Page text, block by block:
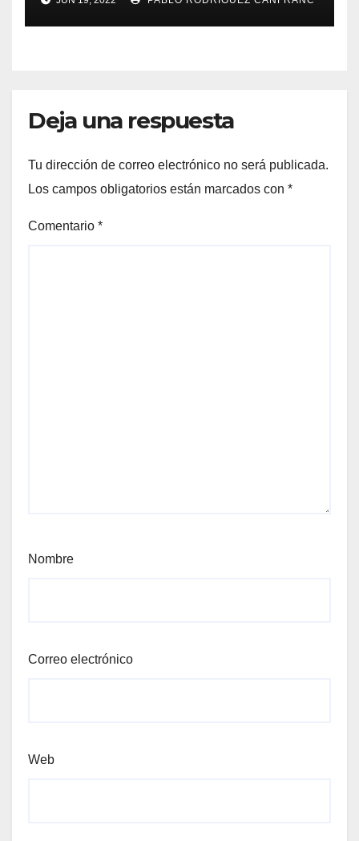
Deja una respuesta
Tu dirección de correo electrónico no será publicada.
Los campos obligatorios están marcados con *
Comentario *
Nombre
Correo electrónico
Web